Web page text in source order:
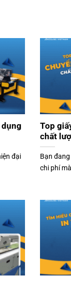
dụng
đại
Top
chất
Bạn
chi phí